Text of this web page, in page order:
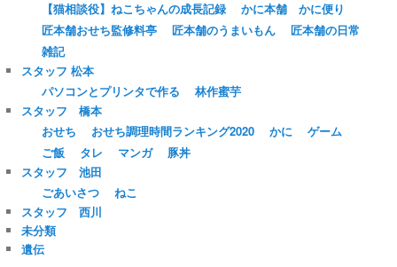
【猫相談役】ねこちゃんの成長記録
かに本舗 かに便り
匠本舗おせち監修料亭
匠本舗のうまいもん
匠本舗の日常
雑記
スタッフ 松本
パソコンとプリンタで作る
林作蜜芋
スタッフ 橋本
おせち
おせち調理時間ランキング2020 かに
ゲーム
ご飯
タレ マンガ
豚丼
スタッフ 池田
ごあいさつ
ねこ
スタッフ 西川
未分類
遺伝